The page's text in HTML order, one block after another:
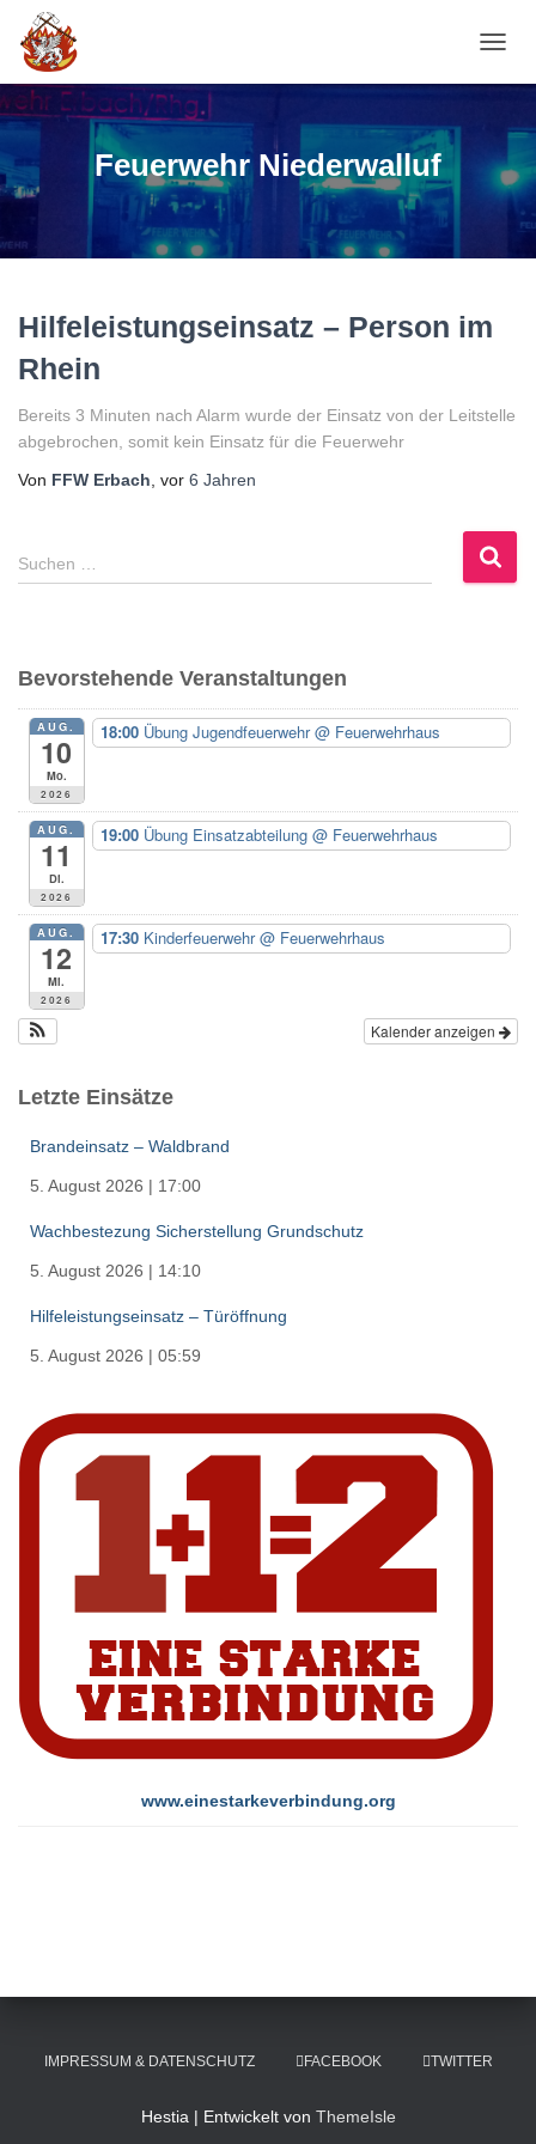
Feuerwehr Niederwalluf
Hilfeleistungseinsatz – Person im
Rhein
Bereits 3 Minuten nach Alarm wurde der Einsatz von der Leitstelle
abgebrochen, somit kein Einsatz für die Feuerwehr
Von FFW Erbach , vor 6 Jahren
S
u
n
n
:
Suchen …
Bevorstehende Veranstaltungen
AUG.
10
Mo.
2026
18:00 Übung Jugendfeuerwehr@ Feuerwehrhaus
AUG.
11
Di.
2026
19:00 Übung Einsatzabteilung @ Feuerwehrhaus
AUG.
12
Mi.
2026
17:30 Kinderfeuerwehr@ Feuerwehrhaus
Kalender anzeigen
Letzte Einsätze
Brandeinsatz – Waldbrand
5. August 2026 | 17:00
Wachbestezung Sicherstellung Grundschutz
5. August 2026 | 14:10
Hilfeleistungseinsatz – Türöffnung
5. August 2026 | 05:59
www.einestarkeverbindung.org
IMPRESSUM & DATENSCHUTZ FACEBOOK TWITTER
Hestia | Entwickelt von ThemeIsle